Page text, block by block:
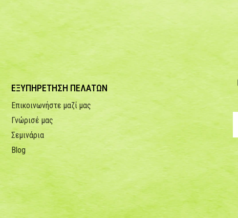
ΕΞΥΠΗΡΕΤΗΣΗ ΠΕΛΑΤΩΝ
Επικοινωνήστε μαζί μας
Γνώρισέ μας
Σεμινάρια
Blog